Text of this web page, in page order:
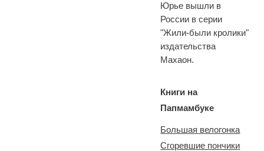
Юрье вышли в
России в серии
"Жили-были кролики"
издательства
Махаон.
Книги на
Папмамбуке
Большая велогонка
Сгоревшие пончики